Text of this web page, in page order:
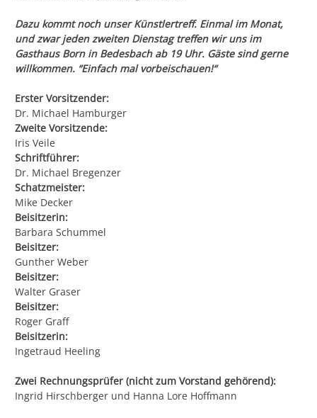
Dazu kommt noch unser Künstlertreff. Einmal im Monat,
und zwar jeden zweiten Dienstag treffen wir uns im
Gasthaus Born in Bedesbach ab 19 Uhr. Gäste sind gerne
willkommen. “Einfach mal vorbeischauen!“
Erster Vorsitzender:
Dr. Michael Hamburger
Zweite Vorsitzende:
Iris Veile
Schriftführer:
Dr. Michael Bregenzer
Schatzmeister:
Mike Decker
Beisitzerin:
Barbara Schummel
Beisitzer:
Gunther Weber
Beisitzer:
Walter Graser
Beisitzer:
Roger Graff
Beisitzerin:
Ingetraud Heeling
Zwei Rechnungsprüfer (nicht zum Vorstand gehörend):
Ingrid Hirschberger und Hanna Lore Hoffmann